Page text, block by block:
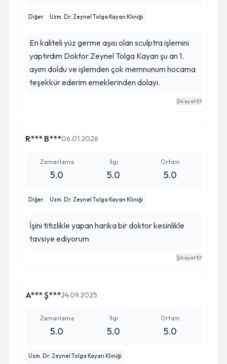
Diğer Uzm. Dr. Zeynel Tolga Kayan Kliniği
En kaliteli yüz germe aşısı olan sculptra işlemini
yaptırdım Doktor Zeynel Tolga Kayan şu an 1.
ayım doldu ve işlemden çok memnunum hocama
teşekkür ederim emeklerinden dolayı.
Şikayet Et
R*** B***06.01.2026
Zamanlama
5.0
İlgi
5.0
Ortam
5.0
Diğer Uzm. Dr. Zeynel Tolga Kayan Kliniği
İşini titizlikle yapan harika bir doktor kesinlikle
tavsiye ediyorum
Şikayet Et
A*** Ş***24.09.2025
Zamanlama
5.0
İlgi
5.0
Ortam
5.0
Uzm. Dr. Zeynel Tolga Kayan Kliniği